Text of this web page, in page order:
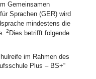
Gemeinsamen
Sprachen (GER) wird
mindestens die
2 Dies betrifft folgende
im Rahmen des
Plus – BS+“